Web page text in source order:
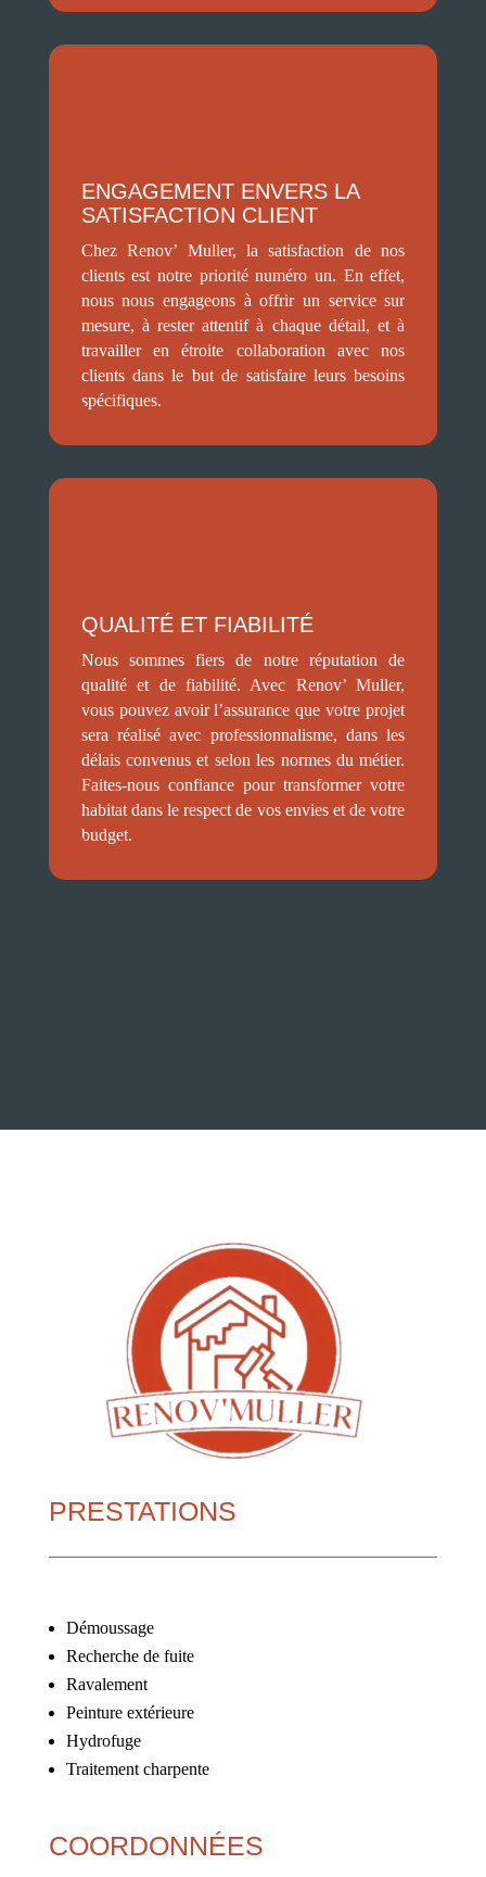
ENGAGEMENT ENVERS LA
SATISFACTION CLIENT
Chez Renov’ Muller, la satisfaction de nos
clients est notre priorité numéro un. En effet,
nous nous engageons à offrir un service sur
mesure, à rester attentif à chaque détail, et à
travailler en étroite collaboration avec nos
clients dans le but de satisfaire leurs besoins
spécifiques.
QUALITÉ ET FIABILITÉ
Nous sommes fiers de notre réputation de
qualité et de fiabilité. Avec Renov’ Muller,
vous pouvez avoir l’assurance que votre projet
sera réalisé avec professionnalisme, dans les
délais convenus et selon les normes du métier.
Faites-nous confiance pour transformer votre
habitat dans le respect de vos envies et de votre
budget.
PRESTATIONS
Démoussage
Recherche de fuite
Ravalement
Peinture extérieure
Hydrofuge
Traitement charpente
COORDONNÉES